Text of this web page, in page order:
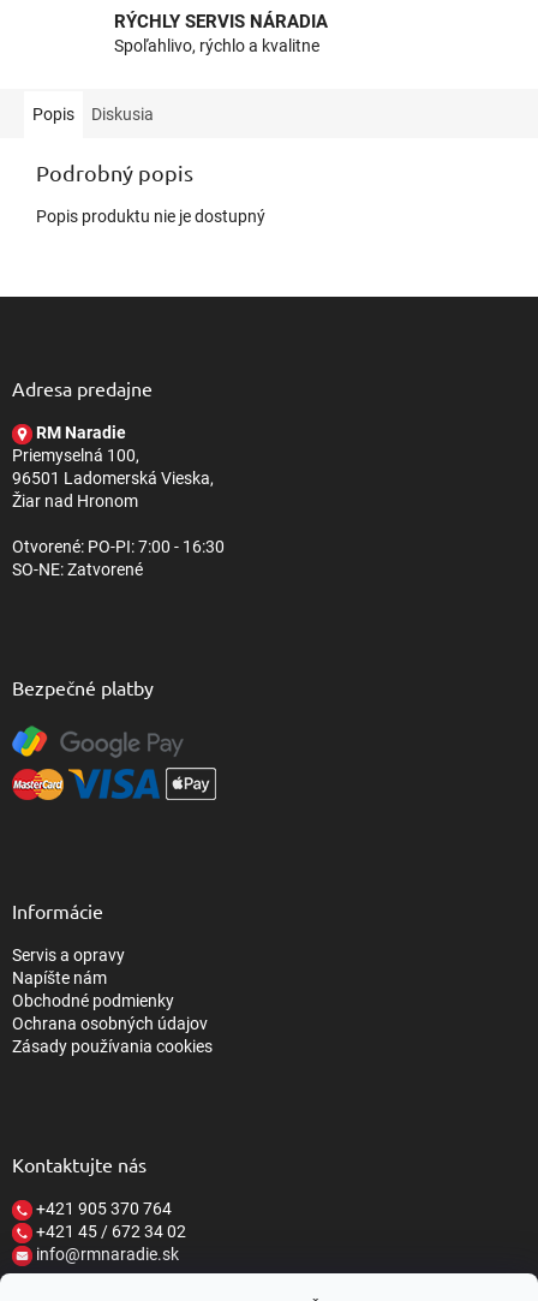
RÝCHLY SERVIS NÁRADIA
Spoľahlivo, rýchlo a kvalitne
Popis Diskusia
Podrobný popis
Popis produktu nie je dostupný
Adresa predajne
RM Naradie
Priemyselná 100,
96501 Ladomerská Vieska,
Žiar nad Hronom
Otvorené: PO-PI: 7:00 - 16:30
SO-NE: Zatvorené
Bezpečné platby
Informácie
Servis a opravy
Napíšte nám
Obchodné podmienky
Ochrana osobných údajov
Zásady používania cookies
Kontaktujte nás
+421 905 370 764
+421 45 / 672 34 02
info@rmnaradie.sk